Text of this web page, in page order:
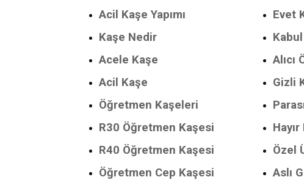
Acil Kaşe Yapımı
Kaşe Nedir
Acele Kaşe
Acil Kaşe
Öğretmen Kaşeleri
R30 Öğretmen Kaşesi
R40 Öğretmen Kaşesi
Öğretmen Cep Kaşesi
Evet
Alıcı
Gizli
Özel
Aslı